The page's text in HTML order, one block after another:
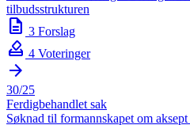
tilbudsstrukturen
description 3 Forslag
how_to_vote 4 Voteringer
arrow_forward
30/25
Ferdigbehandlet sak
Søknad til formannskapet om